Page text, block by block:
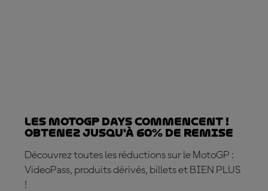
Les MotoGP DAYS COMMENCENT !
Obtenez jusqu'à 60% de remise
Découvrez toutes les réductions sur le MotoGP :
VideoPass, produits dérivés, billets et BIEN PLUS
!